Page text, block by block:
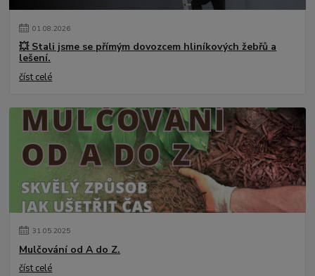
01.08.2026
💥 Stali jsme se přímým dovozcem hliníkových žebřů a
lešení.
číst celé
31.05.2025
Mulčování od A do Z.
číst celé